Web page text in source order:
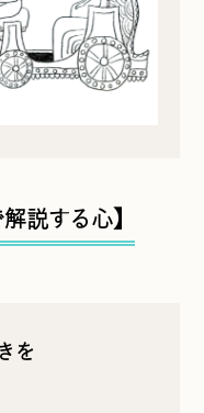
説する心】
を